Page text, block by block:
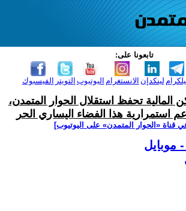
تابعونا على:
الفيسبوك التويتر اليوتيوب الانستغرام لينكدإن
المالية تحفظ استقلال الحوار المتمدن،
استمرارية هذا الفضاء اليساري الحر
قناة ‫«الحوار المتمدن» على اليوتيوب]
- موبايل